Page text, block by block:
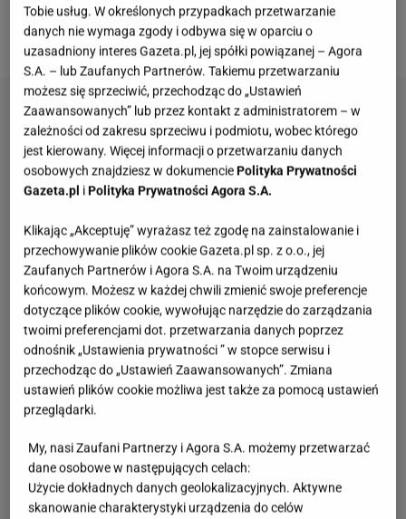
zabrała głos i grzmi, że nie zgadza się z taką
propagandą.
Tobie usług. W określonych przypadkach przetwarzanie
danych nie wymaga zgody i odbywa się w oparciu o
uzasadniony interes Gazeta.pl, jej spółki powiązanej – Agora
S.A. – lub Zaufanych Partnerów. Takiemu przetwarzaniu
możesz się sprzeciwić, przechodząc do „Ustawień
Zaawansowanych” lub przez kontakt z administratorem – w
zależności od zakresu sprzeciwu i podmiotu, wobec którego
jest kierowany. Więcej informacji o przetwarzaniu danych
osobowych znajdziesz w dokumenciePolityka Prywatności
Gazeta.pl iPolityka Prywatności Agora S.A.
Klikając „Akceptuję” wyrażasz też zgodę na zainstalowanie i
przechowywanie plików cookie Gazeta.pl sp. z o.o., jej
Zaufanych Partnerów i Agora S.A. na Twoim urządzeniu
końcowym. Możesz w każdej chwili zmienić swoje preferencje
dotyczące plików cookie, wywołując narzędzie do zarządzania
twoimi preferencjami dot. przetwarzania danych poprzez
odnośnik „Ustawienia prywatności ” w stopce serwisu i
przechodząc do „Ustawień Zaawansowanych”. Zmiana
ustawień plików cookie możliwa jest także za pomocą ustawień
przeglądarki.
My, nasi Zaufani Partnerzy i Agora S.A. możemy przetwarzać
dane osobowe w następujących celach:
Użycie dokładnych danych geolokalizacyjnych. Aktywne
skanowanie charakterystyki urządzenia do celów